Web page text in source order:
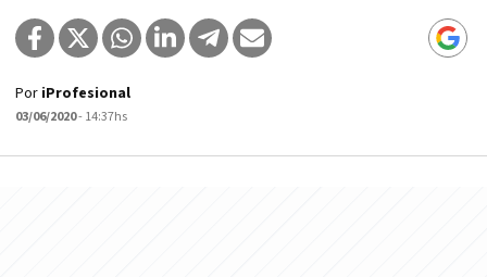
Por iProfesional
03/06/2020- 14:37hs